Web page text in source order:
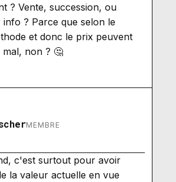
? Vente, succession, ou
? Parce que selon le
et donc le prix peuvent
non ? 🤔
MEMBRE
c'est surtout pour avoir
la valeur actuelle en vue